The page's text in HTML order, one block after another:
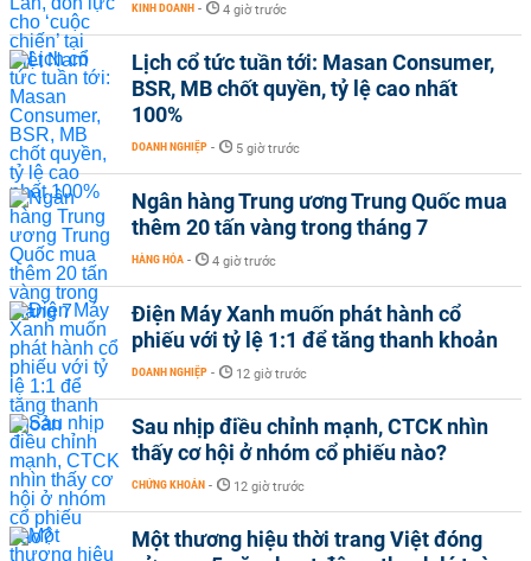
KINH DOANH - 4 giờ trước
Lịch cổ tức tuần tới: Masan Consumer,
BSR, MB chốt quyền, tỷ lệ cao nhất
100%
DOANH NGHIỆP - 5 giờ trước
Ngân hàng Trung ương Trung Quốc mua
thêm 20 tấn vàng trong tháng 7
HÀNG HÓA - 4 giờ trước
Điện Máy Xanh muốn phát hành cổ
phiếu với tỷ lệ 1:1 để tăng thanh khoản
DOANH NGHIỆP - 12 giờ trước
Sau nhịp điều chỉnh mạnh, CTCK nhìn
thấy cơ hội ở nhóm cổ phiếu nào?
CHỨNG KHOÁN - 12 giờ trước
Một thương hiệu thời trang Việt đóng